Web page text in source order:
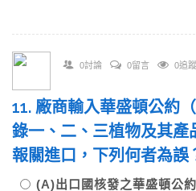
0討論 0留言 0追蹤
11. 廠商輸入華盛頓公約
錄一、二、三植物及其產
報關進口，下列何者為誤
(A)出口國核發之華盛頓公